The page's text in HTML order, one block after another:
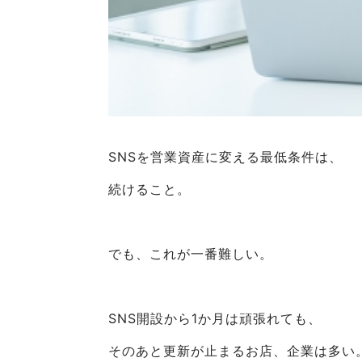
SNSを営業資産に変える最低条件は、
続けること。
でも、これが一番難しい。
SNS開設から1か月は頑張れても、
そのあと更新が止まるお店、企業は多い